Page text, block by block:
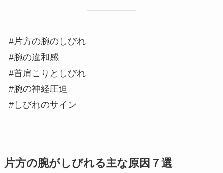
#片方の腕のしびれ
#腕の違和感
#首肩こりとしびれ
#腕の神経圧迫
#しびれのサイン
片方の腕がしびれる主な原因７選